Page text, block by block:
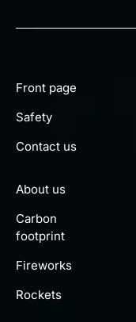
Front page
Safety
Contact us
About us
Carbon
footprint
Fireworks
Rockets